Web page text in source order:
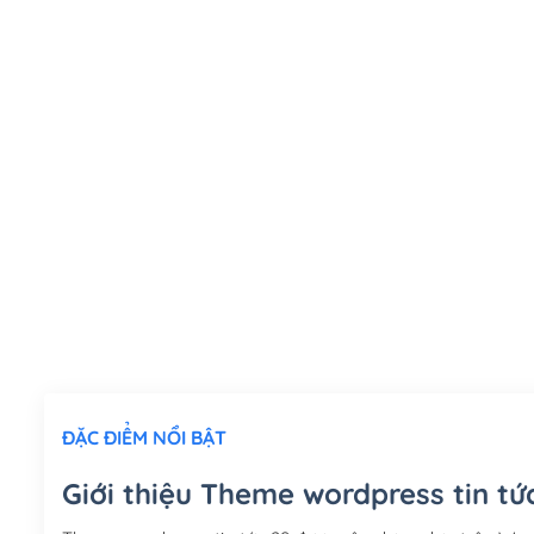
ĐẶC ĐIỂM NỔI BẬT
Giới thiệu Theme wordpress tin